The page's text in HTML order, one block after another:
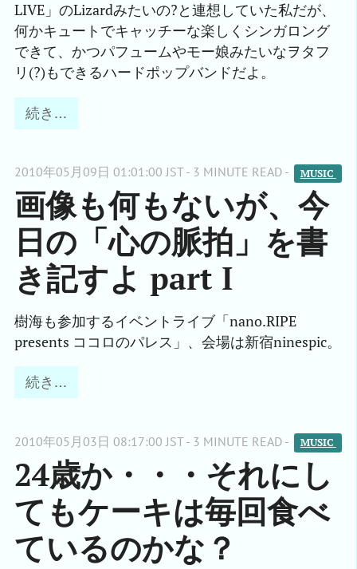
LIVE」のLizardみたいの?と連想していた私だが、
何かキュートでキャッチーな楽しくシンガロング
できて、かつパフュームやモー娘みたいなヲタフ
リ(?)もできるハードポップバンドだよ。
続き…
2010年05月09日 01:01:00 JST - 3 MINUTE READ - MUSIC
画像も何もないが、今
日の「心の脈拍」を書
き記すよ part I
樹海も参加するイベントライブ「nano.RIPE
presents ココロのパレス」、会場は新宿ninespic。
続き…
2010年05月03日 08:17:00 JST - 3 MINUTE READ - MUSIC
24歳か・・・それにし
てもケーキは毎回食べ
ているのかな？